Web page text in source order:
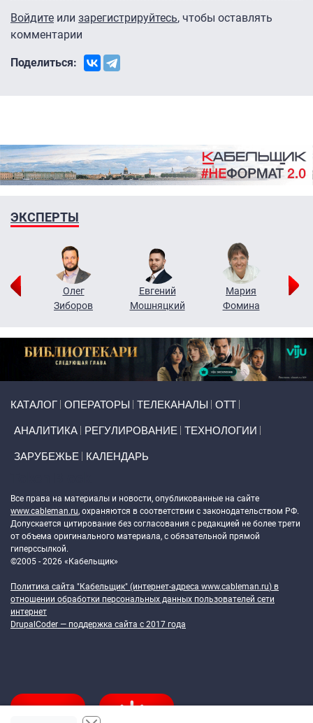
Войдите или зарегистрируйтесь, чтобы оставлять
комментарии
Поделиться:
ЭКСПЕРТЫ
Олег
Зиборов
Евгений
Мошняцкий
Мария
Фомина
КАТАЛОГ ОПЕРАТОРЫ ТЕЛЕКАНАЛЫ ОТТ
АНАЛИТИКА РЕГУЛИРОВАНИЕ ТЕХНОЛОГИИ
ЗАРУБЕЖЬЕ КАЛЕНДАРЬ
Все права на материалы и новости, опубликованные на сайте
www.cableman.ru, охраняются в соответствии с законодательством РФ.
Допускается цитирование без согласования с редакцией не более трети
от объема оригинального материала, с обязательной прямой
гиперссылкой.
©2005 - 2026 «Кабельщик»
Политика сайта "Кабельщик" (интернет-адреса www.cableman.ru) в
отношении обработки персональных данных пользователей сети
интернет
DrupalCoder — поддержка сайта c 2017 года